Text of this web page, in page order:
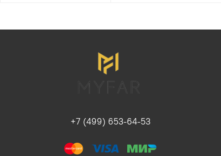
+7 (499) 653-64-53